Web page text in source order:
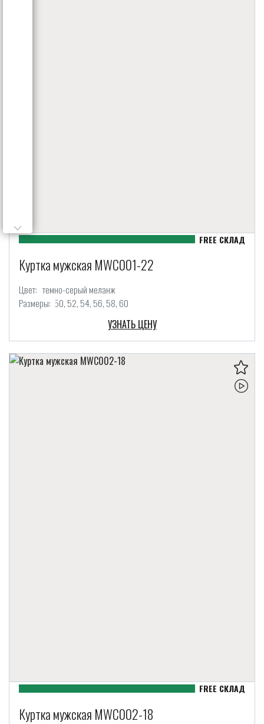
Куртка мужская MWC001-22
Цвет: темно-серый меланж
Размеры: 50 52 54 56 58 60
УЗНАТЬ ЦЕНУ
Куртка мужская MWC002-18